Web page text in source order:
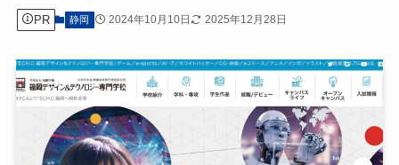
PR 静岡 2024年10月10日 2025年12月28日